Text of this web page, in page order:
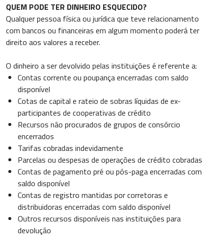
QUEM PODE TER DINHEIRO ESQUECIDO?
Qualquer pessoa física ou jurídica que teve relacionamento
com bancos ou financeiras em algum momento poderá ter
direito aos valores a receber.
O dinheiro a ser devolvido pelas instituições é referente a:
Contas corrente ou poupança encerradas com saldo
disponível
Cotas de capital e rateio de sobras líquidas de ex-
participantes de cooperativas de crédito
Recursos não procurados de grupos de consórcio
encerrados
Tarifas cobradas indevidamente
Parcelas ou despesas de operações de crédito cobradas
Contas de pagamento pré ou pós-paga encerradas com
saldo disponível
Contas de registro mantidas por corretoras e
distribuidoras encerradas com saldo disponível
Outros recursos disponíveis nas instituições para
devolução